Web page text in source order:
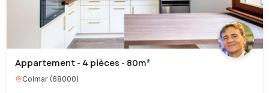
Appartement - 4 pièces - 80m²
Colmar(68000)